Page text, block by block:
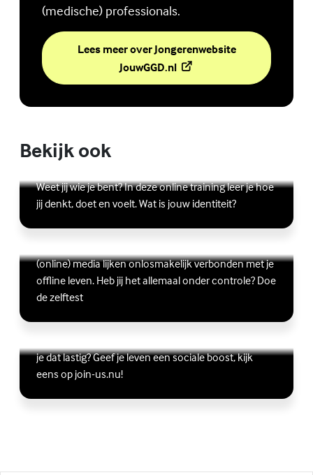
(medische) professionals.
Lees meer over Jongerenwebsite
JouwGGD.nl(Externe link)
Bekijk ook
Online zelfhulptraining - Wie ben ik?
Weet jij wie je bent? In deze online training leer je hoe
jij denkt, doet en voelt. Wat is jouw identiteit?
Lees meer over Online zelfhulptraining - Wie ben ik?
(Externe link)
Ben jij digitaal in balans?
(online) media lijken onlosmakelijk verbonden met je
offline leven. Heb jij het allemaal onder controle? Doe
de zelftest
Lees meer over Ben jij digitaal in balans?
(Externe link)
Vriendschap
je dat lastig? Geef je leven een sociale boost, kijk
eens op join-us.nu!
Lees meer over Vriendschap
(Externe link)